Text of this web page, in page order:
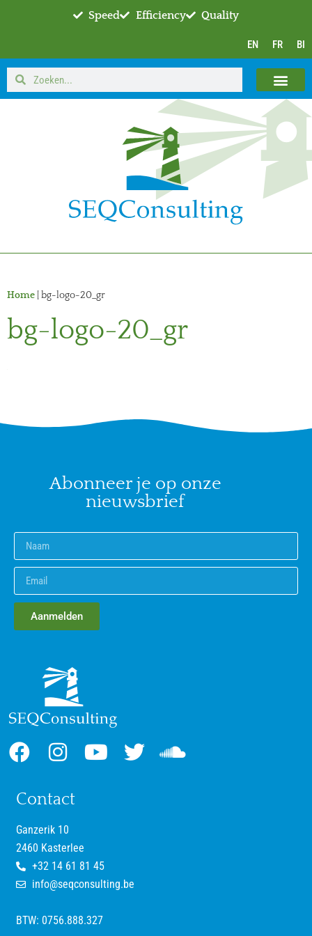
Speed Efficiency Quality
EN FR BI
Home bg-logo-20_gr
bg-logo-20_gr
Abonneer je op onze
nieuwsbrief
Aanmelden
Contact
Ganzerik 10
2460 Kasterlee
+32 14 61 81 45
info@seqconsulting.be
BTW: 0756.888.327